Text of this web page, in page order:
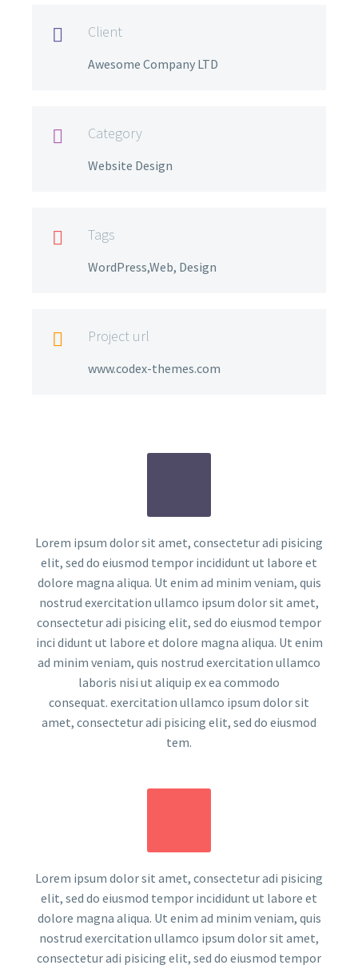
 Client
Awesome Company LTD
 Category
Website Design
 Tags
WordPress,Web, Design
 Project url
www.codex-themes.com
Lorem ipsum dolor sit amet, consectetur adi pisicing
elit, sed do eiusmod tempor incididunt ut labore et
dolore magna aliqua. Ut enim ad minim veniam, quis
nostrud exercitation ullamco ipsum dolor sit amet,
consectetur adi pisicing elit, sed do eiusmod tempor
inci didunt ut labore et dolore magna aliqua. Ut enim
ad minim veniam, quis nostrud exercitation ullamco
laboris nisi ut aliquip ex ea commodo
consequat. exercitation ullamco ipsum dolor sit
amet, consectetur adi pisicing elit, sed do eiusmod
tem.
Lorem ipsum dolor sit amet, consectetur adi pisicing
elit, sed do eiusmod tempor incididunt ut labore et
dolore magna aliqua. Ut enim ad minim veniam, quis
nostrud exercitation ullamco ipsum dolor sit amet,
consectetur adi pisicing elit, sed do eiusmod tempor